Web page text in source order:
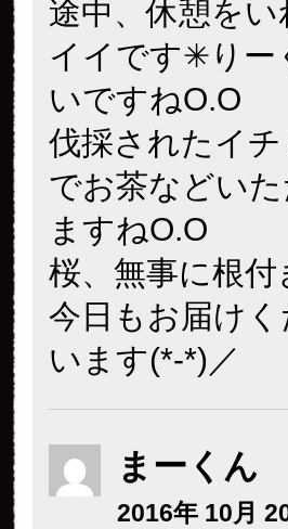
途中、休憩を
イイです✳りー
いですねO.O
伐採されたイ
でお茶などい
ますねO.O
桜、無事に根
今日もお届け
います(*-*)／
まーくん
2016年 10月